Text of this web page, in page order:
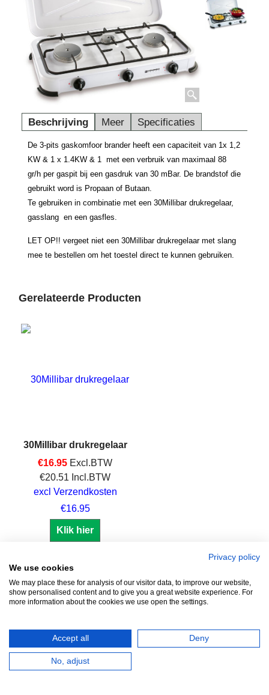
Beschrijving Meer Specificaties
De 3-pits gaskomfoor brander heeft een capaciteit van 1x 1,2
KW & 1 x 1.4KW & 1 met een verbruik van maximaal 88
gr/h per gaspit bij een gasdruk van 30 mBar. De brandstof die
gebruikt word is Propaan of Butaan.
Te gebruiken in combinatie met een 30Millibar drukregelaar,
gasslang en een gasfles.
LET OP!! vergeet niet een 30Millibar drukregelaar met slang
mee te bestellen om het toestel direct te kunnen gebruiken.
Gerelateerde Producten
30Millibar drukregelaar
€16.95 Excl.BTW
€20.51 Incl.BTW
excl Verzendkosten
€16.95
Klik hier
Zuidersluisweg 42
Nederland
info@feramotools.nl
253161
Privacy policy
We use cookies
We may place these for analysis of our visitor data, to improve our website,
show personalised content and to give you a great website experience. For
more information about the cookies we use open the settings.
Accept all Deny
No, adjust